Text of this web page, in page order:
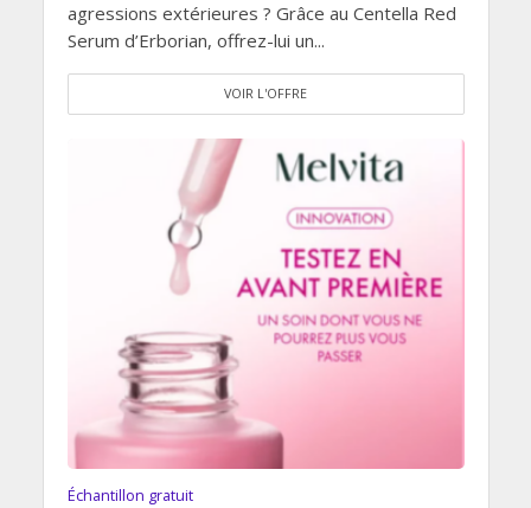
agressions extérieures ? Grâce au Centella Red
Serum d’Erborian, offrez-lui un...
VOIR L'OFFRE
Échantillon gratuit